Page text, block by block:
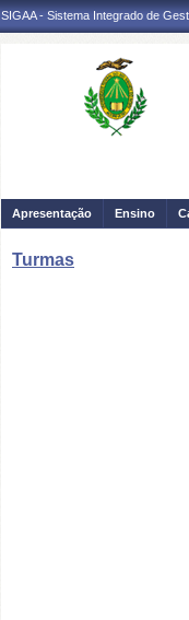
SIGAA - Sistema Integrado de
Apresentação Ensino
Turmas